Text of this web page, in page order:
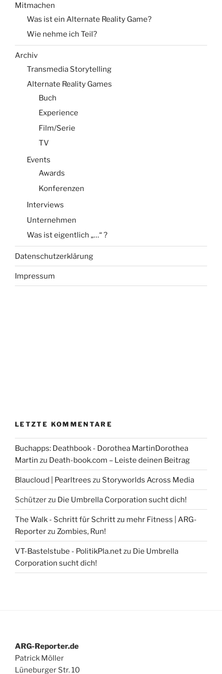
Mitmachen
Was ist ein Alternate Reality Game?
Wie nehme ich Teil?
Archiv
Transmedia Storytelling
Alternate Reality Games
Buch
Experience
Film/Serie
TV
Events
Awards
Konferenzen
Interviews
Unternehmen
Was ist eigentlich „…“ ?
Datenschutzerklärung
Impressum
LETZTE KOMMENTARE
Buchapps: Deathbook - Dorothea MartinDorothea
Martin zu Death-book.com – Leiste deinen Beitrag
Blaucloud | Pearltrees zu Storyworlds Across Media
Schützerzu Die Umbrella Corporation sucht dich!
The Walk - Schritt für Schritt zu mehr Fitness | ARG-
Reporterzu Zombies, Run!
VT-Bastelstube - PolitikPla.netzu Die Umbrella
Corporation sucht dich!
ARG-Reporter.de
Patrick Möller
Lüneburger Str. 10